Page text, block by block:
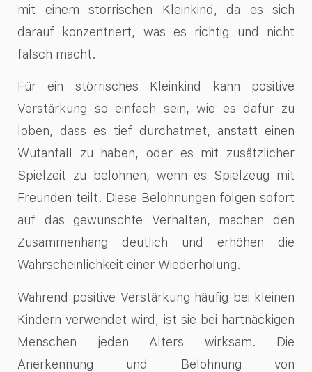
mit einem störrischen Kleinkind, da es sich
darauf konzentriert, was es richtig und nicht
falsch macht.
Für ein störrisches Kleinkind kann positive
Verstärkung so einfach sein, wie es dafür zu
loben, dass es tief durchatmet, anstatt einen
Wutanfall zu haben, oder es mit zusätzlicher
Spielzeit zu belohnen, wenn es Spielzeug mit
Freunden teilt. Diese Belohnungen folgen sofort
auf das gewünschte Verhalten, machen den
Zusammenhang deutlich und erhöhen die
Wahrscheinlichkeit einer Wiederholung.
Während positive Verstärkung häufig bei kleinen
Kindern verwendet wird, ist sie bei hartnäckigen
Menschen jeden Alters wirksam. Die
Anerkennung und Belohnung von